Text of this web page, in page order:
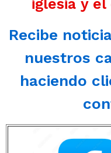
iglesia y
Recibe
nuestros
haciendo